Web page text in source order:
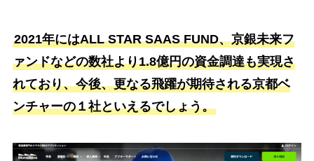
2021年にはALL STAR SAAS FUND、京銀未来フ
ァンドなどの数社より1.8億円の資金調達も実現さ
れており、今後、更なる飛躍が期待される京都ベ
ンチャーの１社といえるでしょう。